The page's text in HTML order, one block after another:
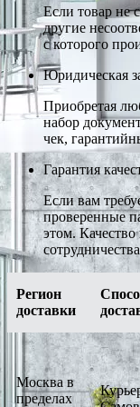
Если товар не
другие
с которого
Юридическая
Приобретая
набор
чек,
Гарантия
Если вам
проверенные
этом.
Регион
доставки
Москва в
пределах